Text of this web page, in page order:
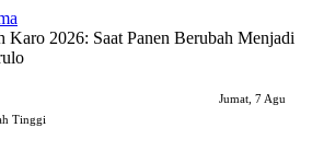
Karo 2026: Saat Panen Berubah Menjadi
Jumat, 7 Agu
Tinggi